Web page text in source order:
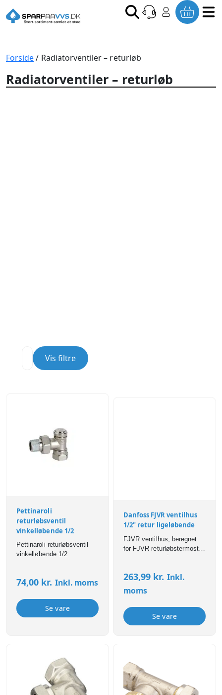
Forside/ Radiatorventiler – returløb
Radiatorventiler – returløb
Vis filtre
Pettinaroli
returløbsventil
vinkelløbende 1/2
Pettinaroli returløbsventil
vinkelløbende 1/2
74,00 kr. Inkl. moms
Se vare
Danfoss FJVR ventilhus
1/2" retur ligeløbende
FJVR ventilhus, beregnet
for FJVR returløbstermostat
med vand og tryk på
returløbet.
263,99 kr. Inkl.
moms
Se vare